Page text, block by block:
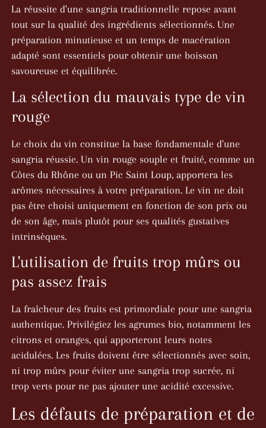
La réussite d'une sangria traditionnelle repose avant
tout sur la qualité des ingrédients sélectionnés. Une
préparation minutieuse et un temps de macération
adapté sont essentiels pour obtenir une boisson
savoureuse et équilibrée.
La sélection du mauvais type de vin
rouge
Le choix du vin constitue la base fondamentale d'une
sangria réussie. Un vin rouge souple et fruité, comme un
Côtes du Rhône ou un Pic Saint Loup, apportera les
arômes nécessaires à votre préparation. Le vin ne doit
pas être choisi uniquement en fonction de son prix ou
de son âge, mais plutôt pour ses qualités gustatives
intrinsèques.
L'utilisation de fruits trop mûrs ou
pas assez frais
La fraîcheur des fruits est primordiale pour une sangria
authentique. Privilégiez les agrumes bio, notamment les
citrons et oranges, qui apporteront leurs notes
acidulées. Les fruits doivent être sélectionnés avec soin,
ni trop mûrs pour éviter une sangria trop sucrée, ni
trop verts pour ne pas ajouter une acidité excessive.
Les défauts de préparation et de